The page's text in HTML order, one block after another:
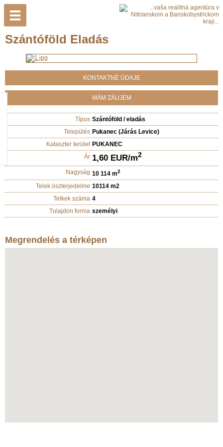
Szántóföld Eladás
KONTAKTNÉ ÚDAJE
MÁM ZÁUJEM
Típus Szántóföld / eladás
Település Pukanec (Járás Levice)
Kataszter terület PUKANEC
Ár 1,60 EUR/m2
Nagyság 10 114 m2
Telek öszterjedelme 10114 m2
Telkek száma 4
Tulajdon forma személyi
Megrendelés a térképen